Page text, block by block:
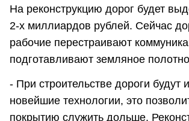
На реконструкцию дорог будет
2-х миллиардов рублей. Сейчас
рабочие перестраивают
подготавливают земляное
- При строительстве дороги будут
новейшие технологии, это
покрытию служить дольше.